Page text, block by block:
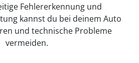
Fehlererkennung und
kannst du bei deinem Auto
und technische Probleme
vermeiden.